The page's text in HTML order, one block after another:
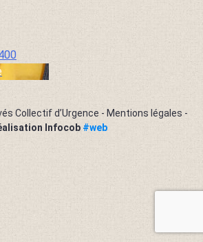
Collectif d’Urgence -Mentions légales -
Infocob #web